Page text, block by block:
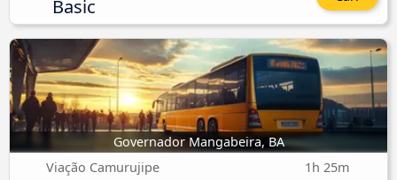
Basic
Governador Mangabeira, BA
Viação Camurujipe
1h 25m